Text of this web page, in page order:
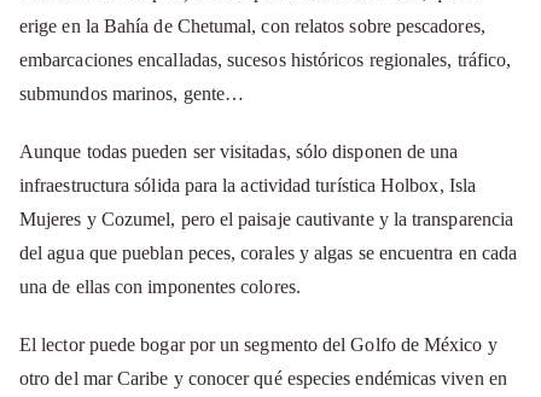
erige en la Bahía de Chetumal, con relatos sobre pescadores,
embarcaciones encalladas, sucesos históricos regionales, tráfico,
submundos marinos, gente…
Aunque todas pueden ser visitadas, sólo disponen de una
infraestructura sólida para la actividad turística Holbox, Isla
Mujeres y Cozumel, pero el paisaje cautivante y la transparencia
del agua que pueblan peces, corales y algas se encuentra en cada
una de ellas con imponentes colores.
El lector puede bogar por un segmento del Golfo de México y
otro del mar Caribe y conocer qué especies endémicas viven en